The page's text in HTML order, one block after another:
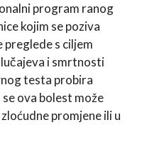
program ranog
kojim se poziva
preglede s ciljem
i smrtnosti
testa probira
se ova bolest može
promjene ili u